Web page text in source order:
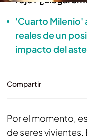
'Cuarto Milenio'
reales de un
impacto del
Compartir
Por el momento,
de seres vivientes.